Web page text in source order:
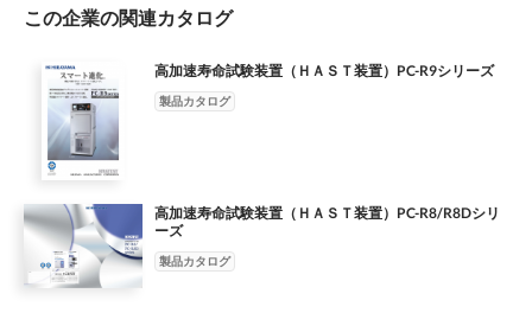
φ700×D600 ㎜ 主な特長 重量（約） 800kg ■圧力・温度・時間を
により、LCD のセル工程において 温度制御方式 PID 制御 SSR
駆動方式 偏光板貼り付け後の気泡を取り除く為の適切 使用温
度範囲 50 ～ 80℃ な条件を作り出すことができます。 温度精
度 ±2℃（安定時） 圧力制御方式 ２位置制御 電磁弁開閉方式 ■
加温・加圧処理をする事によって、偏光板貼 使用圧力範囲 0.05
精度 ±0.01MPa ることができます。 温度：デジタル設定・表
示 ■99 時間 59 分デジタルタイマー、PID 制御・ 計 装 圧力：デ
ジタル設定・表示、アナログ表示 高性能温度調節器装備。 時
この企業の関連カタログ
高加速寿命試験装置（ＨＡＳＴ装置）PC-R9シリーズ
製品カタログ
高加速寿命試験装置（ＨＡＳＴ装置）PC-R8/R8Dシリ
ーズ
製品カタログ